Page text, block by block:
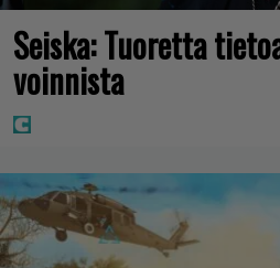
Seiska: Tuoretta
voinnista